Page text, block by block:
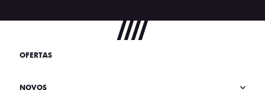
OFERTAS
NOVOS